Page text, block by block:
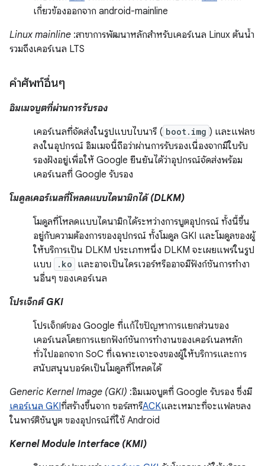
เกี่ยวข้องออกจาก android-mainline
Linux mainline :สาขาการพัฒนาหลักสำหรับเคอร์เนล Linux ต้นน้ำ
รวมถึงเคอร์เนล LTS
คำศัพท์อื่นๆ
อิมเมจบูตที่ผ่านการรับรอง
เคอร์เนลที่จัดส่งในรูปแบบไบนารี ( boot.img ) และแฟลช
ลงในอุปกรณ์ อิมเมจนี้ถือว่าผ่านการรับรองเนื่องจากมีใบรับ
รองฝังอยู่เพื่อให้ Google ยืนยันได้ว่าอุปกรณ์จัดส่งพร้อม
เคอร์เนลที่ Google รับรอง
โมดูลเคอร์เนลที่โหลดแบบไดนามิกได้ (DLKM)
โมดูลที่โหลดแบบไดนามิกได้ระหว่างการบูตอุปกรณ์ ทั้งนี้ขึ้น
อยู่กับความต้องการของอุปกรณ์ ทั้งโมดูล GKI และโมดูลของผู้
ให้บริการเป็น DLKM ประเภทหนึ่ง DLKM จะเผยแพร่ในรูป
แบบ
.ko และอาจเป็นไดรเวอร์หรืออาจมีฟังก์ชันการทำงา
นอื่นๆ ของเคอร์เนล
โปรเจ็กต์ GKI
โปรเจ็กต์ของ Google ที่แก้ไขปัญหาการแยกส่วนของ
เคอร์เนลโดยการแยกฟังก์ชันการทำงานของเคอร์เนลหลัก
ทั่วไปออกจาก SoC ที่เฉพาะเจาะจงของผู้ให้บริการและการ
สนับสนุนบอร์ดเป็นโมดูลที่โหลดได้
Generic Kernel Image (GKI) :อิมเมจบูตที่ Google รับรอง ซึ่งมี
เคอร์เนล GKIที่สร้างขึ้นจาก ซอร์สทรีACKและเหมาะที่จะแฟลชลง
ในพาร์ติชันบูต ของอุปกรณ์ที่ใช้ Android
Kernel Module Interface (KMI)